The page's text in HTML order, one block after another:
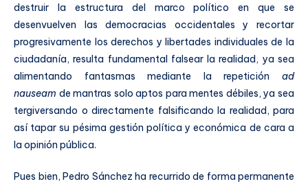
destruir la estructura del marco político en que se
desenvuelven las democracias occidentales y recortar
progresivamente los derechos y libertades individuales de la
ciudadanía, resulta fundamental falsear la realidad, ya sea
alimentando fantasmas mediante la repetición ad
nauseam de mantras solo aptos para mentes débiles, ya sea
tergiversando o directamente falsificando la realidad, para
así tapar su pésima gestión política y económica de cara a
la opinión pública.
Pues bien, Pedro Sánchez ha recurrido de forma permanente